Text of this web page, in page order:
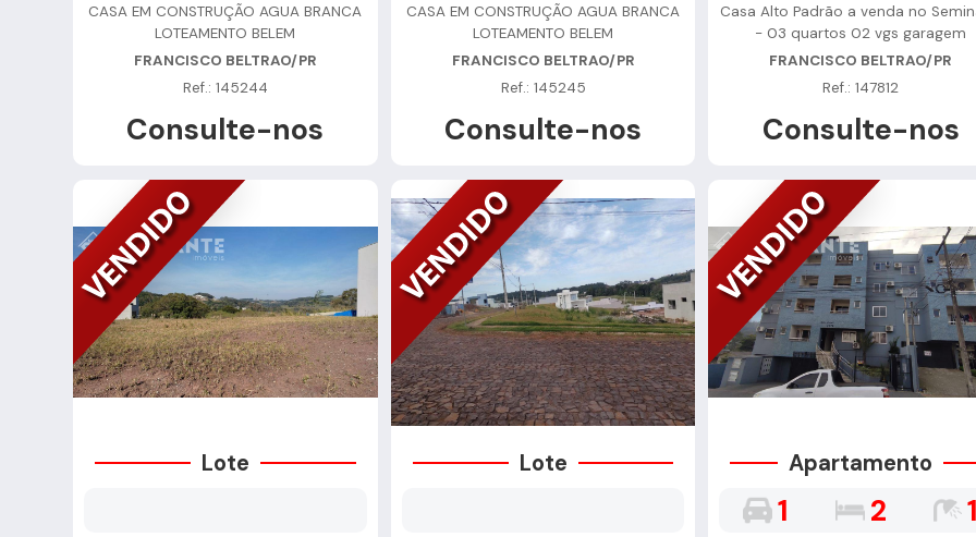
CASA EM CONSTRUÇÃO AGUA BRANCA
LOTEAMENTO BELEM
FRANCISCO BELTRAO/PR
Ref.: 145244
Consulte-nos
CASA EM CONSTRUÇÃO AGUA BRANCA
LOTEAMENTO BELEM
FRANCISCO BELTRAO/PR
Ref.: 145245
Consulte-nos
Casa Alto Padrão a venda no
- 03 quartos 02 vgs garagem
FRANCISCO BELTRAO/PR
Ref.: 147812
Consulte-nos
Lote Lote Apartamento
1 2